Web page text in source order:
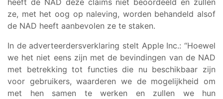
ze, met het oog op naleving, worden behandeld alsof
de NAD heeft aanbevolen ze te staken.
In de adverteerdersverklaring stelt Apple Inc.: “Hoewel
we het niet eens zijn met de bevindingen van de NAD
met betrekking tot functies die nu beschikbaar zijn
voor gebruikers, waarderen we de mogelijkheid om
met hen samen te werken en zullen we hun